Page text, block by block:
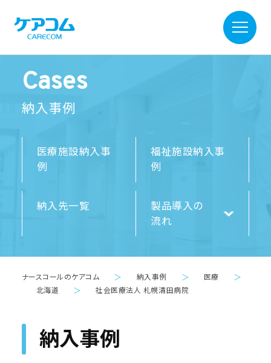
Cases
納入事例
医療施設納入事
例
福祉施設納入事
例
納入先一覧
製品導入の
流れ
ナースコールのケアコム ＞ 納入事例 ＞ 医療 ＞
北海道 ＞ 社会医療法人 札幌清田病院
納入事例